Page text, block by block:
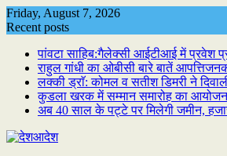
Skip
to
Friday, August 7, 2026
Recent posts
पांवटा साहिब:गैलेक्सी आईटीआई में प्रवेश
राहुल गांधी का ओबीसी बारे बातें
लक्की ड्राॅ: कोमल व सतीश डिमरी ने
कुडला खरक में सम्मान समारोह का
अब 40 साल के पट्टे पर मिलेगी जमीन,